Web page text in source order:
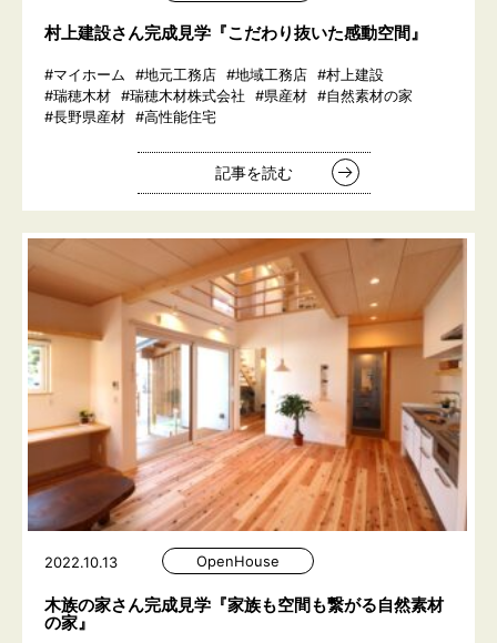
村上建設さん完成見学『こだわり抜いた感動空間』
#マイホーム #地元工務店 #地域工務店 #村上建設
#瑞穂木材 #瑞穂木材株式会社 #県産材 #自然素材の家
#長野県産材 #高性能住宅
記事を読む
2022.10.13 OpenHouse
木族の家さん完成見学『家族も空間も繋がる自然素材
の家』